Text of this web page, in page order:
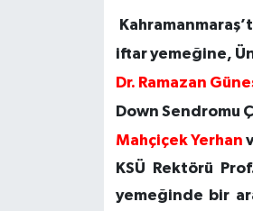
iftar yemeğine,
Dr. Ramazan
Down Sendromu
Mahçiçek Yerhan
KSÜ Rektörü
yemeğinde bir